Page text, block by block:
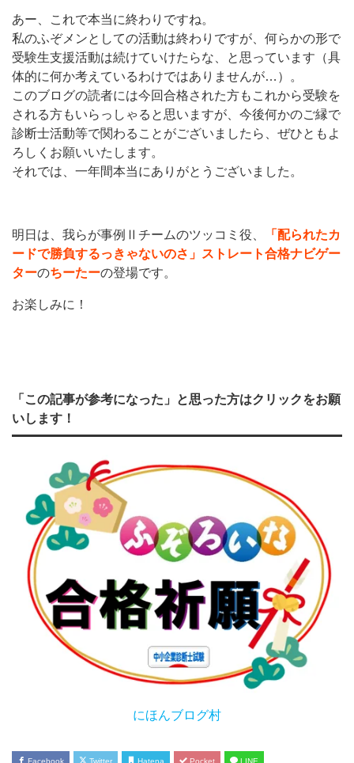
あー、これで本当に終わりですね。
私のふぞメンとしての活動は終わりですが、何らかの形で
受験生支援活動は続けていけたらな、と思っています（具
体的に何か考えているわけではありませんが…）。
このブログの読者には今回合格された方もこれから受験を
される方もいらっしゃると思いますが、今後何かのご縁で
診断士活動等で関わることがございましたら、ぜひともよ
ろしくお願いいたします。
それでは、一年間本当にありがとうございました。
明日は、我らが事例Ⅱチームのツッコミ役、
「配られたカ
ードで勝負するっきゃないのさ」ストレート合格ナビゲー
ターのちーたーの登場です。
お楽しみに！
「この記事が参考になった」と思った方はクリックをお願
いします！
にほんブログ村
Facebook Twitter Hatena Pocket LINE